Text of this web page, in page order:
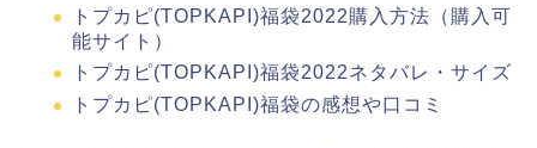
トプカピ(TOPKAPI)福袋2022購入方法（購入可
能サイト）
トプカピ(TOPKAPI)福袋2022ネタバレ・サイズ
トプカピ(TOPKAPI)福袋の感想や口コミ